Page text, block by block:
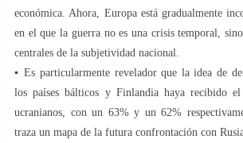
económica. Ahora, Europa está gradualmente
en el que la guerra no es una crisis temporal,
centrales de la subjetividad nacional.
▪️ Es particularmente revelador que la idea de
los países bálticos y Finlandia haya recibido
ucranianos, con un 63% y un 62%
traza un mapa de la futura confrontación con